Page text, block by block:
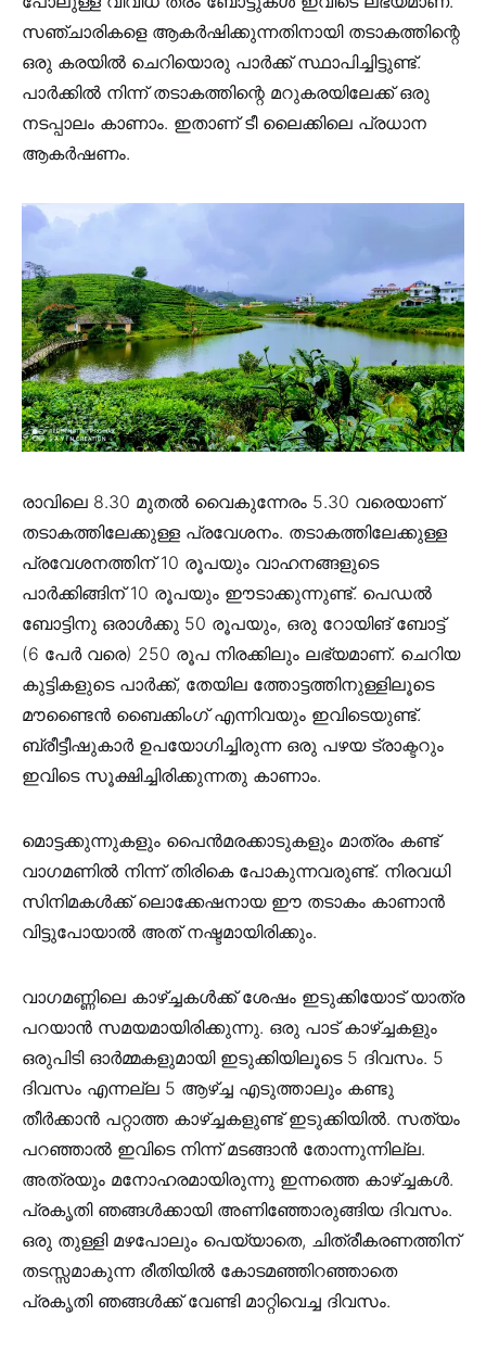
സഞ്ചാരികളെ ആകര്‍ഷിക്കുന്നതിനായി തടാകത്തിന്റെ
ഒരു കരയില്‍ ചെറിയൊരു പാര്‍ക്ക് സ്ഥാപിച്ചിട്ടുണ്ട്.
പാര്‍ക്കില്‍ നിന്ന് തടാകത്തിന്റെ മറുകരയിലേക്ക് ഒരു
നടപ്പാലം കാണാം. ഇതാണ് ടീ ലൈക്കിലെ പ്രധാന
ആകര്‍ഷണം.
രാവിലെ 8.30 മുതൽ വൈകുന്നേരം 5.30 വരെയാണ്
തടാകത്തിലേക്കുള്ള പ്രവേശനം. തടാകത്തിലേക്കുള്ള
പ്രവേശനത്തിന് 10 രൂപയും വാഹനങ്ങളുടെ
പാർക്കിങ്ങിന് 10 രൂപയും ഈടാക്കുന്നുണ്ട്. പെഡൽ
ബോട്ടിനു ഒരാൾക്കു 50 രൂപയും, ഒരു റോയിങ് ബോട്ട്
(6 പേർ വരെ) 250 രൂപ നിരക്കിലും ലഭ്യമാണ്. ചെറിയ
കുട്ടികളുടെ പാർക്ക്, തേയില ത്തോട്ടത്തിനുള്ളിലൂടെ
മൗണ്ടൈൻ ബൈക്കിംഗ് എന്നിവയും ഇവിടെയുണ്ട്.
ബ്രീട്ടീഷുകാര്‍ ഉപയോഗിച്ചിരുന്ന ഒരു പഴയ ട്രാക്ടറും
ഇവിടെ സൂക്ഷിച്ചിരിക്കുന്നതു കാണാം.
മൊട്ടക്കുന്നുകളും പൈന്‍മരക്കാടുകളും മാത്രം കണ്ട്
വാഗമണില്‍ നിന്ന് തിരികെ പോകുന്നവരുണ്ട്. നിരവധി
സിനിമകള്‍ക്ക് ലൊക്കേഷനായ ഈ തടാകം കാണാന്‍
വിട്ടുപോയാല്‍ അത് നഷ്ടമായിരിക്കും.
വാഗമണ്ണിലെ കാഴ്ച്ചകള്‍ക്ക് ശേഷം ഇടുക്കിയോട് യാത്ര
പറയാന്‍ സമയമായിരിക്കുന്നു. ഒരു പാട് കാഴ്ച്ചകളും
ഒരുപിടി ഓര്‍മ്മകളുമായി ഇടുക്കിയിലൂടെ 5 ദിവസം. 5
ദിവസം എന്നല്ല 5 ആഴ്ച്ച എടുത്താലും കണ്ടു
തീര്‍ക്കാന്‍ പറ്റാത്ത കാഴ്ച്ചകളുണ്ട് ഇടുക്കിയില്‍. സത്യം
പറഞ്ഞാല്‍ ഇവിടെ നിന്ന് മടങ്ങാന്‍ തോന്നുന്നില്ല.
അത്രയും മനോഹരമായിരുന്നു ഇന്നത്തെ കാഴ്ച്ചകള്‍.
പ്രകൃതി ഞങ്ങള്‍ക്കായി അണിഞ്ഞോരുങ്ങിയ ദിവസം.
ഒരു തുള്ളി മഴപോലും പെയ്യാതെ, ചിത്രീകരണത്തിന്
തടസ്സമാകുന്ന രീതിയില്‍ കോടമഞ്ഞിറഞ്ഞാതെ
പ്രകൃതി ഞങ്ങള്‍ക്ക് വേണ്ടി മാറ്റിവെച്ച ദിവസം.